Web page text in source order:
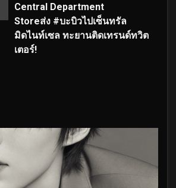
Central Department
Storeส่ง #บะบิวไปเซ็นทรัล
มิดไนท์เซล ทะยานติดเทรนด์ทวิต
เตอร์!